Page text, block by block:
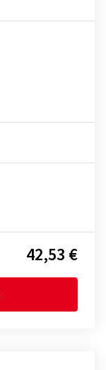
42,53 €